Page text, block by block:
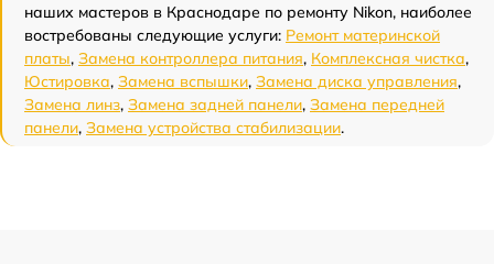
наших мастеров в Краснодаре по ремонту Nikon, наиболее
востребованы следующие услуги: Ремонт материнской
платы, Замена контроллера питания, Комплексная чистка,
Юстировка, Замена вспышки, Замена диска управления,
Замена линз, Замена задней панели, Замена передней
панели, Замена устройства стабилизации.